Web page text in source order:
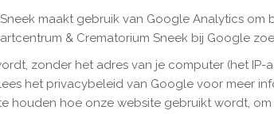
maakt gebruik van Google Analytics
& Crematorium Sneek bij Google
zonder het adres van je computer (het
het privacybeleid van Google voor meer
houden hoe onze website gebruikt wordt,